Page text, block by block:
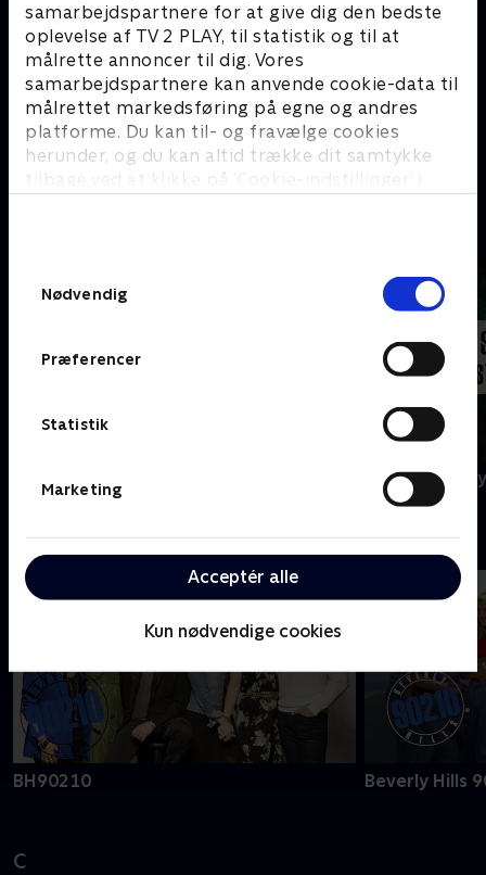
samarbejdspartnere for at give dig den bedste
oplevelse af TV 2 PLAY, til statistik og til at
målrette annoncer til dig. Vores
samarbejdspartnere kan anvende cookie-data til
målrettet markedsføring på egne og andres
platforme. Du kan til- og fravælge cookies
herunder, og du kan altid trække dit samtykke
tilbage ved at klikke på ’Cookie-indstillinger’ i
Nødvendig
Præferencer
Statistik
Marketing
Acceptér alle
Kun nødvendige cookies
A Ghost
BH90210 Beverly Hills
C